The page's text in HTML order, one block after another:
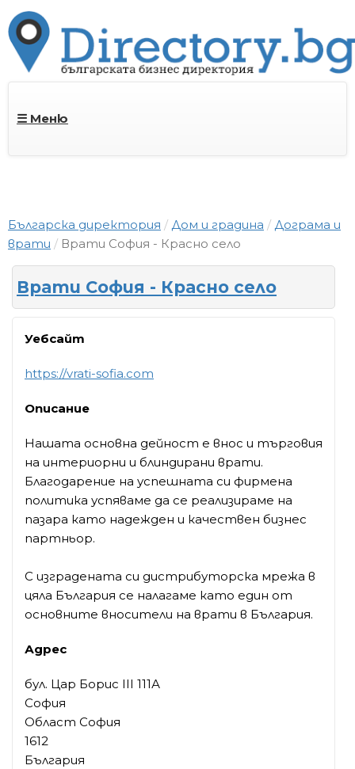
☰ Меню
Българска директория Дом и градина
Дограма и
врати
Врати София - Красно село
Врати София - Красно село
Уебсайт
https://vrati-sofia.com
Описание
Нашата основна дейност е внос и търговия
на интериорни и блиндирани врати.
Благодарение на успешната си фирмена
политика успяваме да се реализираме на
пазара като надежден и качествен бизнес
партньор.
С изградената си дистрибуторска мрежа в
цяла България се налагаме като един от
основните вносители на врати в България.
Адрес
бул. Цар Борис III 111А
София
Област София
1612
България